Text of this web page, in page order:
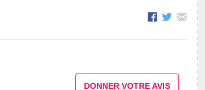
DONNER VOTRE AVIS